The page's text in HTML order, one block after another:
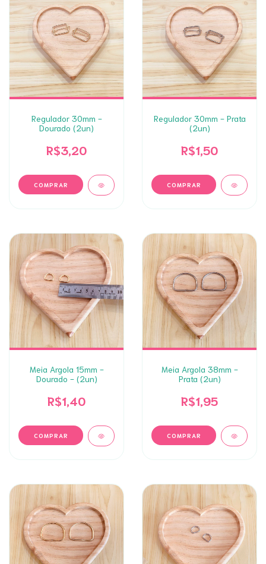
Regulador 30mm -
Dourado (2un)
R$3,20
Regulador 30mm - Prata
(2un)
R$1,50
Meia Argola 15mm -
Dourado - (2un)
R$1,40
Meia Argola 38mm -
Prata (2un)
R$1,95